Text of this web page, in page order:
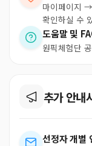
마이페이지
확인하실 수
도움말 및
원픽체험단
추가 안내
선정자 개별